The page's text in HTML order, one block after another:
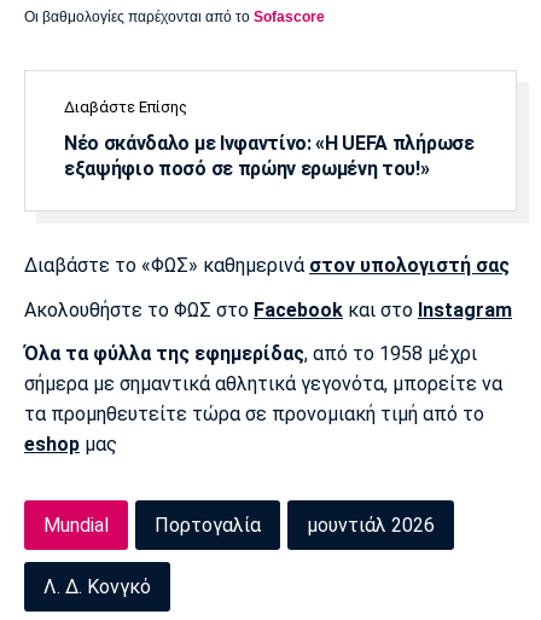
Οι βαθμολογίες παρέχονται από το Sofascore
Διαβάστε Επίσης
Νέο σκάνδαλο με Ινφαντίνο: «Η UEFA πλήρωσε
εξαψήφιο ποσό σε πρώην ερωμένη του!»
Διαβάστε το «ΦΩΣ» καθημερινά στον υπολογιστή σας
Ακολουθήστε το ΦΩΣ στο Facebook και στο Instagram
Όλα τα φύλλα της εφημερίδας, από το 1958 μέχρι
σήμερα με σημαντικά αθλητικά γεγονότα, μπορείτε να
τα προμηθευτείτε τώρα σε προνομιακή τιμή από το
eshop μας
Mundial Πορτογαλία μουντιάλ 2026
Λ. Δ. Κονγκό